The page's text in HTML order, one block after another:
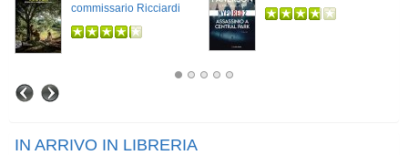
commissario Ricciardi
IN ARRIVO IN LIBRERIA